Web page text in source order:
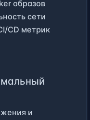
образов
сети
CD метрик
и